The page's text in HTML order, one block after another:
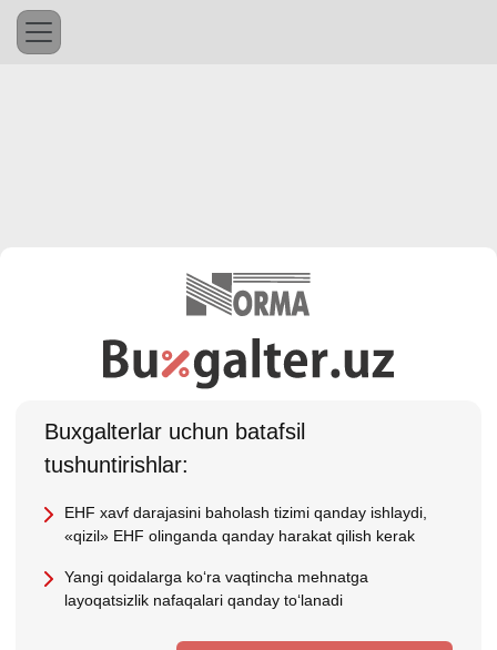
Buхgalterlar uchun batafsil
tushuntirishlar:
EHF хavf darajasini baholash tizimi qanday ishlaydi,
«qizil» EHF olinganda qanday harakat qilish kerak
Yangi qoidalarga koʻra vaqtincha mehnatga
layoqatsizlik nafaqalari qanday toʻlanadi